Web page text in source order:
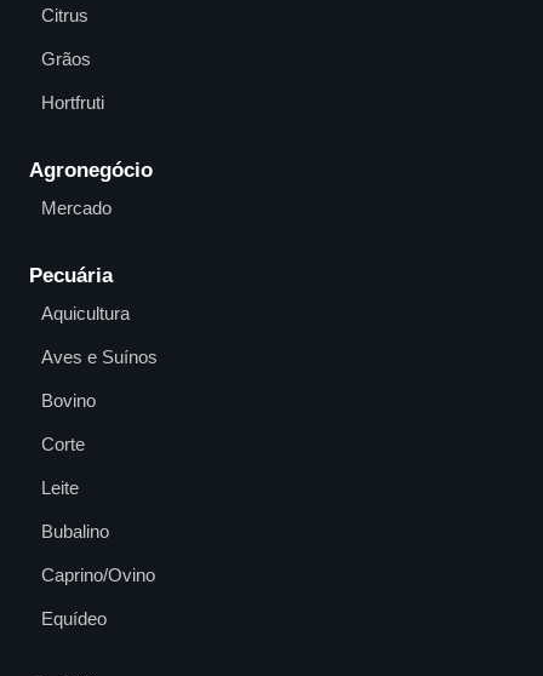
Citrus
Grãos
Hortfruti
Agronegócio
Mercado
Pecuária
Aquicultura
Aves e Suínos
Bovino
Corte
Leite
Bubalino
Caprino/Ovino
Equídeo